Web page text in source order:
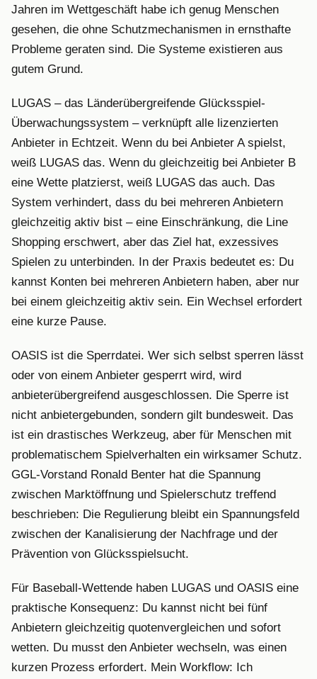
Jahren im Wettgeschäft habe ich genug Menschen
gesehen, die ohne Schutzmechanismen in ernsthafte
Probleme geraten sind. Die Systeme existieren aus
gutem Grund.
LUGAS – das Länderübergreifende Glücksspiel-
Überwachungssystem – verknüpft alle lizenzierten
Anbieter in Echtzeit. Wenn du bei Anbieter A spielst,
weiß LUGAS das. Wenn du gleichzeitig bei Anbieter B
eine Wette platzierst, weiß LUGAS das auch. Das
System verhindert, dass du bei mehreren Anbietern
gleichzeitig aktiv bist – eine Einschränkung, die Line
Shopping erschwert, aber das Ziel hat, exzessives
Spielen zu unterbinden. In der Praxis bedeutet es: Du
kannst Konten bei mehreren Anbietern haben, aber nur
bei einem gleichzeitig aktiv sein. Ein Wechsel erfordert
eine kurze Pause.
OASIS ist die Sperrdatei. Wer sich selbst sperren lässt
oder von einem Anbieter gesperrt wird, wird
anbieterübergreifend ausgeschlossen. Die Sperre ist
nicht anbietergebunden, sondern gilt bundesweit. Das
ist ein drastisches Werkzeug, aber für Menschen mit
problematischem Spielverhalten ein wirksamer Schutz.
GGL-Vorstand Ronald Benter hat die Spannung
zwischen Marktöffnung und Spielerschutz treffend
beschrieben: Die Regulierung bleibt ein Spannungsfeld
zwischen der Kanalisierung der Nachfrage und der
Prävention von Glücksspielsucht.
Für Baseball-Wettende haben LUGAS und OASIS eine
praktische Konsequenz: Du kannst nicht bei fünf
Anbietern gleichzeitig quotenvergleichen und sofort
wetten. Du musst den Anbieter wechseln, was einen
kurzen Prozess erfordert. Mein Workflow: Ich